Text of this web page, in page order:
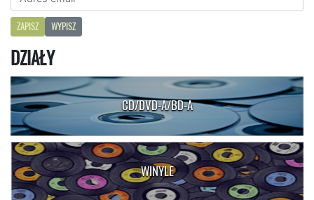
ZAPISZ WYPISZ
DZIAŁY
CD/DVD-A/BD-A
WINYLE